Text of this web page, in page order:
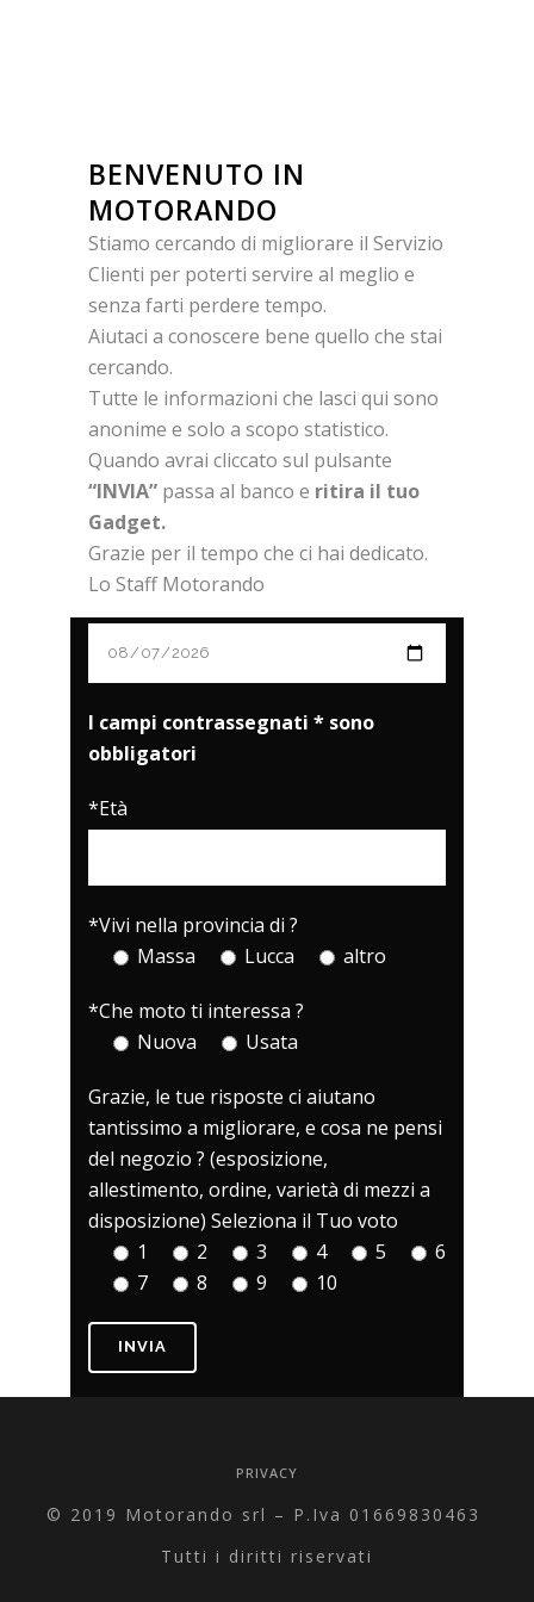
BENVENUTO IN
MOTORANDO
Stiamo cercando di migliorare il Servizio
Clienti per poterti servire al meglio e
senza farti perdere tempo.
Aiutaci a conoscere bene quello che stai
cercando.
Tutte le informazioni che lasci qui sono
anonime e solo a scopo statistico.
Quando avrai cliccato sul pulsante
“INVIA” passa al banco e ritira il tuo
Gadget.
Grazie per il tempo che ci hai dedicato.
Lo Staff Motorando
I campi contrassegnati * sono
obbligatori
*Età
*Vivi nella provincia di ?
Massa
Lucca altro
*Che moto ti interessa ?
Nuova
Usata
Grazie, le tue risposte ci aiutano
tantissimo a migliorare, e cosa ne pensi
del negozio ? (esposizione,
allestimento, ordine, varietà di mezzi a
disposizione) Seleziona il Tuo voto
1
2 3 4 5
6
7
8 9 10
PRIVACY
© 2019 Motorando srl – P.Iva 01669830463
Tutti i diritti riservati